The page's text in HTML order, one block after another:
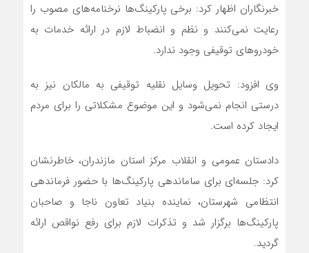
خبرنگاران اظهار کرد: برخی پارکینگ‌ها نرخنامه‌های مصوب را
رعایت نمی‌کنند و نظم و انضباط لازم در ارائه خدمات به
خودروهای توقیفی وجود ندارد.
وی افزود: تحویل وسایل نقلیه توقیفی به مالکان نیز به
درستی انجام نمی‌شود و این موضوع مشکلاتی را برای مردم
ایجاد کرده است.
دادستان عمومی و انقلاب مرکز استان مازندران، خاطرنشان
کرد: جلسه‌ای برای ساماندهی پارکینگ‌ها با حضور فرماندهی
انتظامی شهرستان، نماینده بنیاد تعاون ناجا و صاحبان
پارکینگ‌ها برگزار شد و تذکرات لازم برای رفع نواقص ارائه
گردید.